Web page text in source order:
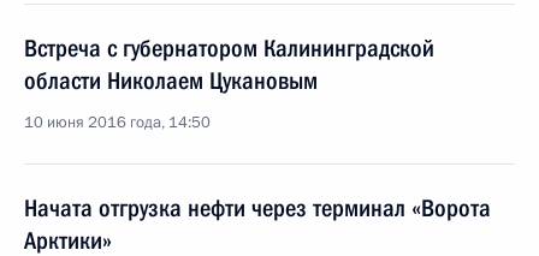
Встреча с губернатором Калининградской
области Николаем Цукановым
10 июня 2016 года, 14:50
Начата отгрузка нефти через терминал «Ворота
Арктики»